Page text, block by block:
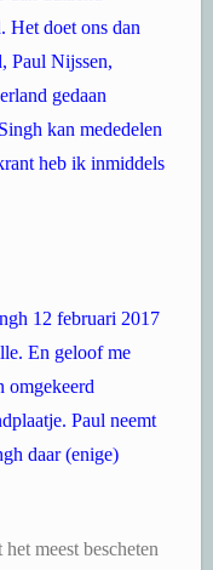
Het doet ons dan
Paul Nijssen,
gedaan
kan mededelen
heb ik inmiddels
12 februari 2017
En geloof me
omgekeerd
Paul neemt
daar (enige)
meest bescheten